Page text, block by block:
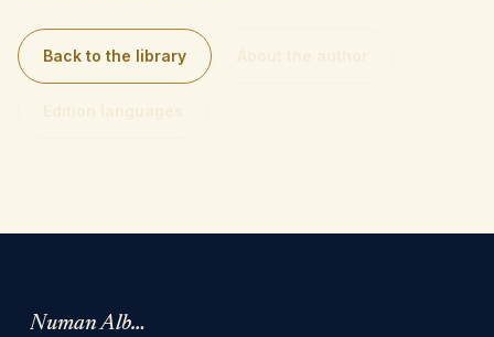
Back to the library
Numan Albarbari